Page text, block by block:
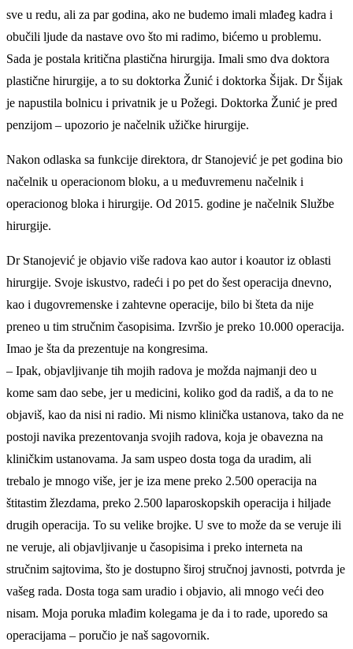
sve u redu, ali za par godina, ako ne budemo imali mlađeg kadra i
obučili ljude da nastave ovo što mi radimo, bićemo u problemu.
Sada je postala kritična plastična hirurgija. Imali smo dva doktora
plastične hirurgije, a to su doktorka Žunić i doktorka Šijak. Dr Šijak
je napustila bolnicu i privatnik je u Požegi. Doktorka Žunić je pred
penzijom – upozorio je načelnik užičke hirurgije.
Nakon odlaska sa funkcije direktora, dr Stanojević je pet godina bio
načelnik u operacionom bloku, a u međuvremenu načelnik i
operacionog bloka i hirurgije. Od 2015. godine je načelnik Službe
hirurgije.
Dr Stanojević je objavio više radova kao autor i koautor iz oblasti
hirurgije. Svoje iskustvo, radeći i po pet do šest operacija dnevno,
kao i dugovremenske i zahtevne operacije, bilo bi šteta da nije
preneo u tim stručnim časopisima. Izvršio je preko 10.000 operacija.
Imao je šta da prezentuje na kongresima.
– Ipak, objavljivanje tih mojih radova je možda najmanji deo u
kome sam dao sebe, jer u medicini, koliko god da radiš, a da to ne
objaviš, kao da nisi ni radio. Mi nismo klinička ustanova, tako da ne
postoji navika prezentovanja svojih radova, koja je obavezna na
kliničkim ustanovama. Ja sam uspeo dosta toga da uradim, ali
trebalo je mnogo više, jer je iza mene preko 2.500 operacija na
štitastim žlezdama, preko 2.500 laparoskopskih operacija i hiljade
drugih operacija. To su velike brojke. U sve to može da se veruje ili
ne veruje, ali objavljivanje u časopisima i preko interneta na
stručnim sajtovima, što je dostupno široj stručnoj javnosti, potvrda je
vašeg rada. Dosta toga sam uradio i objavio, ali mnogo veći deo
nisam. Moja poruka mlađim kolegama je da i to rade, uporedo sa
operacijama – poručio je naš sagovornik.